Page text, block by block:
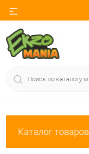
Каталог товаров